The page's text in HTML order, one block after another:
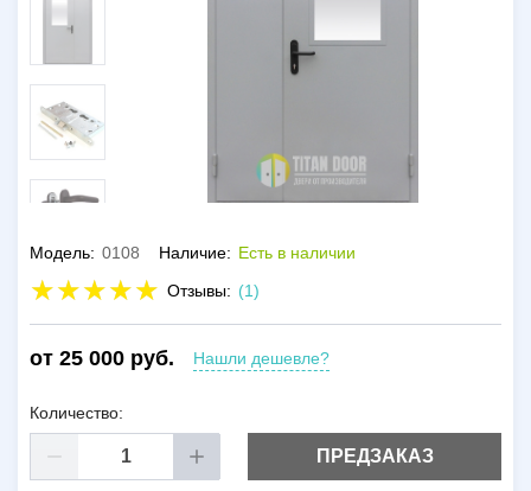
Модель: 0108 Наличие: Есть в наличии
Отзывы: (1)
от 25 000 руб. Нашли дешевле?
Количество:
ПРЕДЗАКАЗ